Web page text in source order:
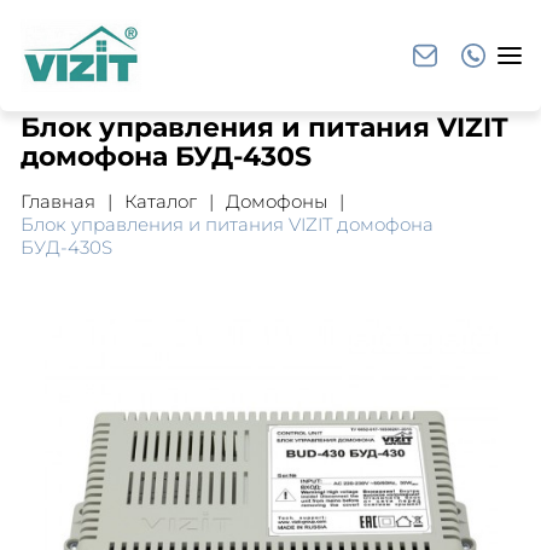
Блок управления и питания VIZIT
домофона БУД-430S
Главная Каталог
Домофоны
Блок управления и питания VIZIT домофона
БУД-430S